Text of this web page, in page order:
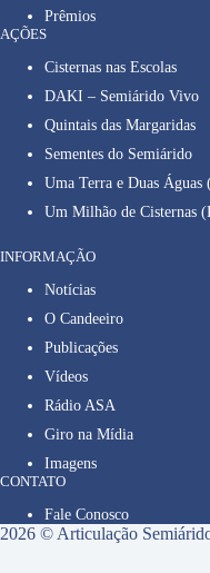
Prêmios
AÇÕES
Cisternas nas Escolas
DAKI – Semiárido Vivo
Quintais das Margaridas
Sementes do Semiárido
Uma Terra e Duas Águas
Um Milhão de Cisternas
INFORMAÇÃO
Notícias
O Candeeiro
Publicações
Vídeos
Rádio ASA
Giro na Mídia
Imagens
CONTATO
Fale Conosco
2026 © Articulação